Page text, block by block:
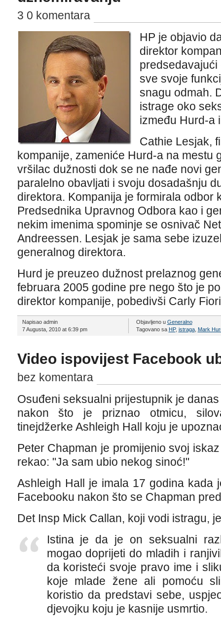
3 0 komentara
HP je objavio
direktor
sve svoje
snagu odmah.
istrage oko
između Hurd-a
Cathie Lesjak,
kompanije, zameniće Hurd-a na mestu
vršilac dužnosti dok se ne nađe novi
paralelno obavljati i svoju dosadašnju
direktora. Kompanija je formirala odbor
Predsednika Upravnog Odbora kao i
nekim imenima spominje se osnivač
Andreessen. Lesjak je sama sebe
generalnog direktora.
Hurd je preuzeo dužnost prelaznog
februara 2005 godine pre nego što je
direktor kompanije, pobedivši Carly
Napisao admin
7 Augusta, 2010 at 6:39 pm
Objavljeno u Generalno
Tagovano sa HP, istraga, Mark
Video ispovijest Facebook
bez komentara
Osuđeni seksualni prijestupnik je
nakon što je priznao otmicu,
tinejdžerke Ashleigh Hall koju je
Peter Chapman je promijenio svoj
rekao: "Ja sam ubio nekog sinoć!"
Ashleigh Hall je imala 17 godina kada
Facebooku nakon što se Chapman
Det Insp Mick Callan, koji vodi istragu,
Istina je da je on seksualni
mogao doprijeti do mladih i
da koristeći svoje pravo ime i
koje mlade žene ali pomoću
koristio da predstavi sebe,
djevojku koju je kasnije usmrtio.